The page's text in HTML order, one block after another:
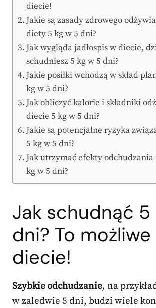
diecie!
Jakie są zasady zdrowego
diety 5 kg w 5 dni?
Jak wygląda jadłospis w diecie,
schudniesz 5 kg w 5 dni?
Jakie posiłki wchodzą w skład
kg w 5 dni?
Jak obliczyć kalorie i składniki
diecie 5 kg w 5 dni?
Jakie są potencjalne ryzyka
5 kg w 5 dni?
Jak utrzymać efekty odchudzania
kg w 5 dni?
Jak schudnąć 5
dni? To
diecie!
Szybkie odchudzanie, na
w zaledwie 5 dni, budzi wiele